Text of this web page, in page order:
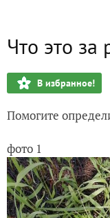
Что это за
В избранное!
Помогите
фото 1